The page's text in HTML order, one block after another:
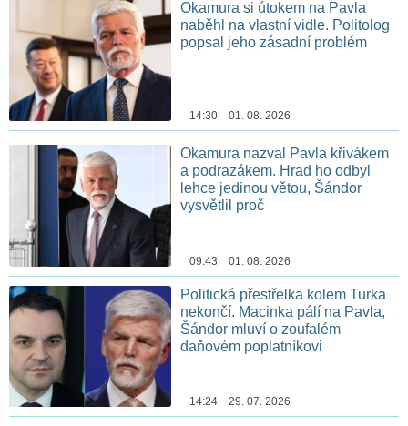
Okamura si útokem na Pavla
naběhl na vlastní vidle. Politolog
popsal jeho zásadní problém
14:30 01. 08. 2026
Okamura nazval Pavla křivákem
a podrazákem. Hrad ho odbyl
lehce jedinou větou, Šándor
vysvětlil proč
09:43 01. 08. 2026
Politická přestřelka kolem Turka
nekončí. Macinka pálí na Pavla,
Šándor mluví o zoufalém
daňovém poplatníkovi
14:24 29. 07. 2026